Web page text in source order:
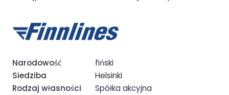
Narodowość
fiński
Siedziba
Helsinki
Rodzaj własności
Spółka akcyjna